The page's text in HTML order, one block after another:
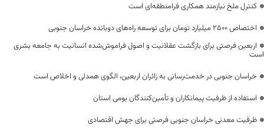
کنترل ملخ نیازمند همکاری فرامنطقه‌ای است
اختصاص 2500 میلیارد تومان برای توسعه راه‌های دوبانده خراسان جنوبی
اربعین فرصتی برای بازگشت عقلانیت و اصول فراموش‌شده انسانیت به جامعه بشری
است
خراسان جنوبی در خدمت‌رسانی به زائران اربعین، الگوی همدلی و اخلاص است
استفاده از ظرفیت پیمانکاران و تأمین‌کنندگان بومی استان
ظرفیت معدنی خراسان جنوبی فرصتی برای جهش اقتصادی